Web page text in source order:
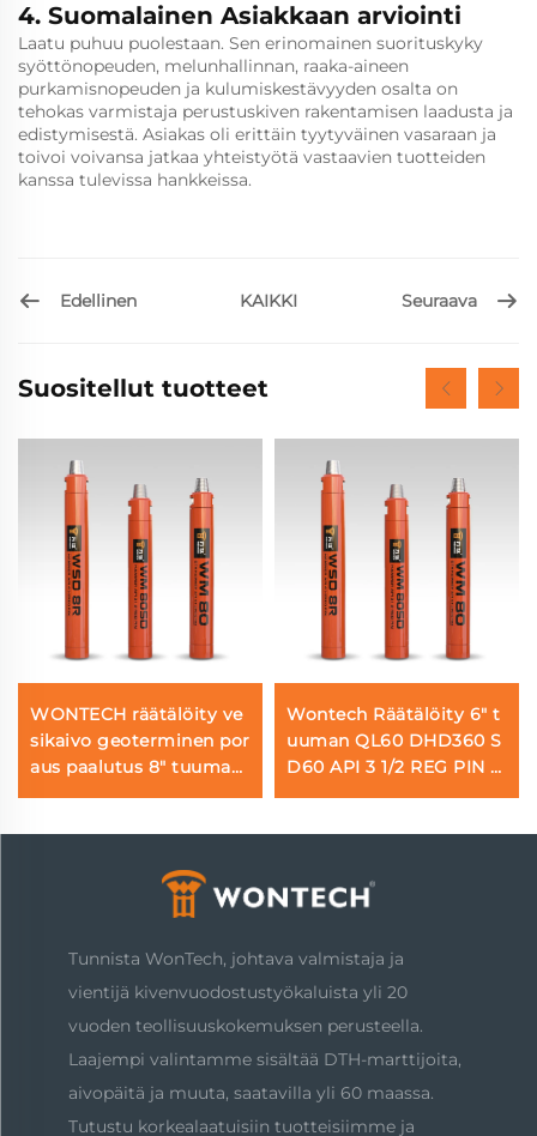
4. Suomalainen Asiakkaan arviointi
Laatu puhuu puolestaan. Sen erinomainen suorituskyky
syöttönopeuden, melunhallinnan, raaka-aineen
purkamisnopeuden ja kulumiskestävyyden osalta on
tehokas varmistaja perustuskiven rakentamisen laadusta ja
edistymisestä. Asiakas oli erittäin tyytyväinen vasaraan ja
toivoi voivansa jatkaa yhteistyötä vastaavien tuotteiden
kanssa tulevissa hankkeissa.
Edellinen KAIKKI Seuraava
Suositellut tuotteet
WONTECH räätälöity ve
sikaivo geoterminen por
aus paalutus 8" tuuman
DHD380 QL80 SD8 DTH
Wontech Räätälöity 6" t
uuman QL60 DHD360 S
D60 API 3 1/2 REG PIN D
TH vasara Veden kaivam
Tunnista WonTech, johtava valmistaja ja
vientijä kivenvuodostustyökaluista yli 20
vuoden teollisuuskokemuksen perusteella.
Laajempi valintamme sisältää DTH-marttijoita,
aivopäitä ja muuta, saatavilla yli 60 maassa.
Tutustu korkealaatuisiin tuotteisiimme ja